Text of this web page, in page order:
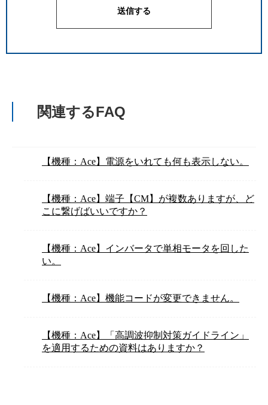
関連するFAQ
【機種：Ace】電源をいれても何も表示しない。
【機種：Ace】端子【CM】が複数ありますが、ど
こに繋げばいいですか？
【機種：Ace】インバータで単相モータを回した
い。
【機種：Ace】機能コードが変更できません。
【機種：Ace】「高調波抑制対策ガイドライン」
を適用するための資料はありますか？